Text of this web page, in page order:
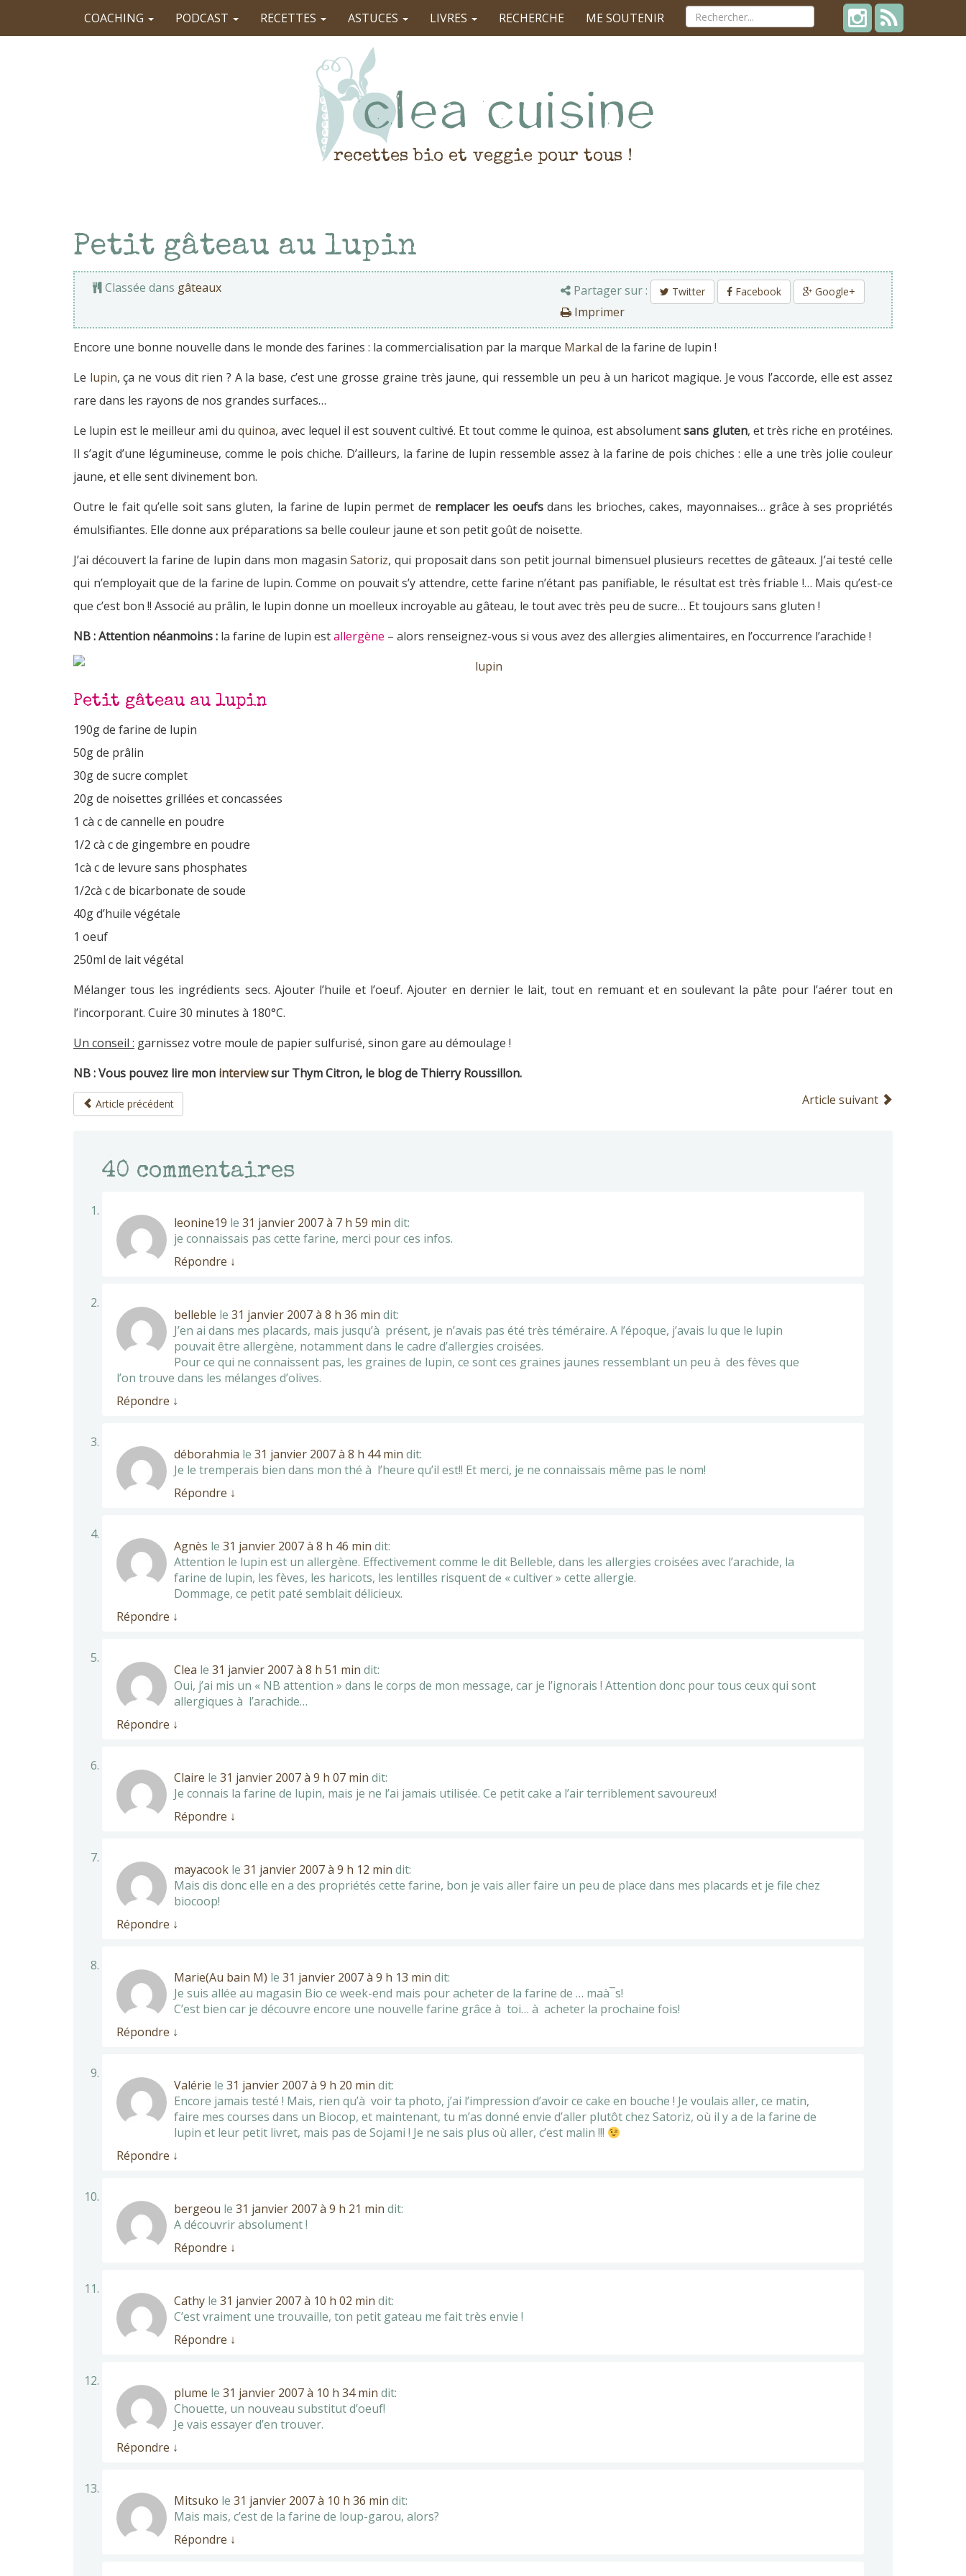
COACHING PODCAST RECETTES ASTUCES LIVRES RECHERCHE ME SOUTENIR
recettes bio et veggie pour tous !
Petit gâteau au lupin
Classée dans gâteaux Partager sur : Twitter Facebook Google+
Imprimer
Encore une bonne nouvelle dans le monde des farines : la commercialisation par la marque Markal de la farine de lupin !
Le lupin, ça ne vous dit rien ? A la base, c’est une grosse graine très jaune, qui ressemble un peu à un haricot magique. Je vous l’accorde, elle est assez
rare dans les rayons de nos grandes surfaces…
Le lupin est le meilleur ami duquinoa, avec lequel il est souvent cultivé. Et tout comme le quinoa, est absolumentsans gluten, et très riche en protéines.
Il s’agit d’une légumineuse, comme le pois chiche. D’ailleurs, la farine de lupin ressemble assez à la farine de pois chiches : elle a une très jolie couleur
jaune, et elle sent divinement bon.
Outre le fait qu’elle soit sans gluten, la farine de lupin permet de remplacer les oeufsdans les brioches, cakes, mayonnaises… grâce à ses propriétés
émulsifiantes. Elle donne aux préparations sa belle couleur jaune et son petit goût de noisette.
J’ai découvert la farine de lupin dans mon magasinSatoriz, qui proposait dans son petit journal bimensuel plusieurs recettes de gâteaux. J’ai testé celle
qui n’employait que de la farine de lupin. Comme on pouvait s’y attendre, cette farine n’étant pas panifiable, le résultat est très friable !… Mais qu’est-ce
que c’est bon !! Associé au prâlin, le lupin donne un moelleux incroyable au gâteau, le tout avec très peu de sucre… Et toujours sans gluten !
NB : Attention néanmoins : la farine de lupin estallergène – alors renseignez-vous si vous avez des allergies alimentaires, en l’occurrence l’arachide !
Petit gâteau au lupin
190g de farine de lupin
50g de prâlin
30g de sucre complet
20g de noisettes grillées et concassées
1 cà c de cannelle en poudre
1/2 cà c de gingembre en poudre
1cà c de levure sans phosphates
1/2cà c de bicarbonate de soude
40g d’huile végétale
1 oeuf
250ml de lait végétal
Mélanger tous les ingrédients secs. Ajouter l’huile et l’oeuf. Ajouter en dernier le lait, tout en remuant et en soulevant la pâte pour l’aérer tout en
l’incorporant. Cuire 30 minutes à 180°C.
Un conseil : garnissez votre moule de papier sulfurisé, sinon gare au démoulage !
NB : Vous pouvez lire mon interviewsur Thym Citron, le blog de Thierry Roussillon.
Article précédent Article suivant
40 commentaires
leonine19 le 31 janvier 2007 à 7 h 59 min dit:
je connaissais pas cette farine, merci pour ces infos.
Répondre ↓
belleble le 31 janvier 2007 à 8 h 36 min dit:
J’en ai dans mes placards, mais jusqu’à présent, je n’avais pas été très téméraire. A l’époque, j’avais lu que le lupin
pouvait être allergène, notamment dans le cadre d’allergies croisées.
Pour ce qui ne connaissent pas, les graines de lupin, ce sont ces graines jaunes ressemblant un peu à des fèves que
l’on trouve dans les mélanges d’olives.
Répondre ↓
déborahmia le 31 janvier 2007 à 8 h 44 min dit:
Je le tremperais bien dans mon thé à l’heure qu’il est!! Et merci, je ne connaissais même pas le nom!
Répondre ↓
Agnès le 31 janvier 2007 à 8 h 46 min dit:
Attention le lupin est un allergène. Effectivement comme le dit Belleble, dans les allergies croisées avec l’arachide, la
farine de lupin, les fèves, les haricots, les lentilles risquent de « cultiver » cette allergie.
Dommage, ce petit paté semblait délicieux.
Répondre ↓
Clea le 31 janvier 2007 à 8 h 51 min dit:
Oui, j’ai mis un « NB attention » dans le corps de mon message, car je l’ignorais ! Attention donc pour tous ceux qui sont
allergiques à l’arachide…
Répondre ↓
Claire le 31 janvier 2007 à 9 h 07 min dit:
Je connais la farine de lupin, mais je ne l’ai jamais utilisée. Ce petit cake a l’air terriblement savoureux!
Répondre ↓
mayacook le 31 janvier 2007 à 9 h 12 min dit:
Mais dis donc elle en a des propriétés cette farine, bon je vais aller faire un peu de place dans mes placards et je file chez
biocoop!
Répondre ↓
Marie(Au bain M) le 31 janvier 2007 à 9 h 13 min dit:
Je suis allée au magasin Bio ce week-end mais pour acheter de la farine de … maà¯s!
C’est bien car je découvre encore une nouvelle farine grâce à toi… à acheter la prochaine fois!
Répondre ↓
Valérie le 31 janvier 2007 à 9 h 20 min dit:
Encore jamais testé ! Mais, rien qu’à voir ta photo, j’ai l’impression d’avoir ce cake en bouche ! Je voulais aller, ce matin,
faire mes courses dans un Biocop, et maintenant, tu m’as donné envie d’aller plutôt chez Satoriz, où il y a de la farine de
lupin et leur petit livret, mais pas de Sojami ! Je ne sais plus où aller, c’est malin !!!
Répondre ↓
bergeou le 31 janvier 2007 à 9 h 21 min dit:
A découvrir absolument !
Répondre ↓
Cathy le 31 janvier 2007 à 10 h 02 min dit:
C’est vraiment une trouvaille, ton petit gateau me fait très envie !
Répondre ↓
plume le 31 janvier 2007 à 10 h 34 min dit:
Chouette, un nouveau substitut d’oeuf!
Je vais essayer d’en trouver.
Répondre ↓
Mitsuko le 31 janvier 2007 à 10 h 36 min dit:
Mais mais, c’est de la farine de loup-garou, alors?
Répondre ↓